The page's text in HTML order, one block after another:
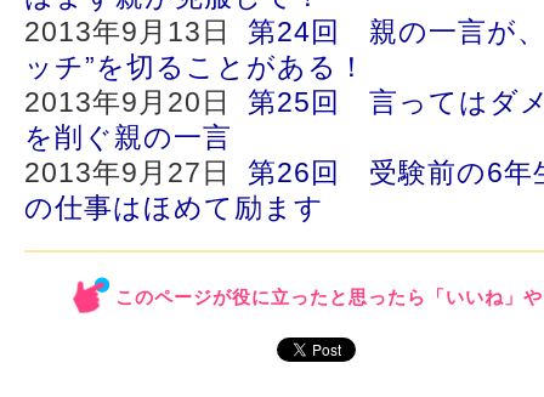
2013年9月13日 第24回 親の一言が
ッチ”を切ることがある！
2013年9月20日 第25回 言ってはダ
を削ぐ親の一言
2013年9月27日 第26回 受験前の6
の仕事はほめて励ます
このページが役に立ったと思ったら「いいね」